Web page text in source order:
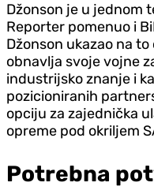
Džonson je u jednom
Reporter pomenuo i
Džonson ukazao na
obnavlja svoje vojne
industrijsko znanje i
pozicioniranih
opciju za zajednička
opreme pod okriljem
Potrebna